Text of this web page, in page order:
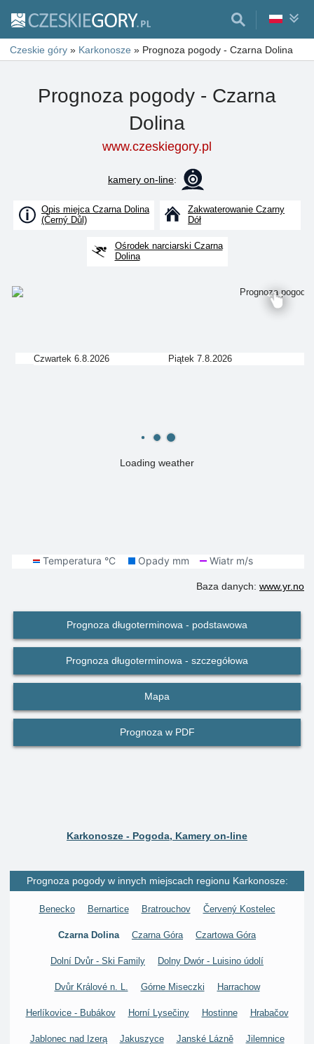
Czeskie góry » Karkonosze » Prognoza pogody - Czarna Dolina
Prognoza pogody - Czarna
Dolina
www.czeskiegory.pl
kamery on-line:
Opis miejca Czarna Dolina
(Černý Důl)
Zakwaterowanie Czarny
Dół
Ośrodek narciarski Czarna
Dolina
Loading weather
Czwartek 6.8.2026 Piątek 7.8.2026
Baza danych: www.yr.no
Prognoza długoterminowa - podstawowa
Prognoza długoterminowa - szczegółowa
Mapa
Prognoza w PDF
Karkonosze - Pogoda, Kamery on-line
Prognoza pogody w innych miejscach regionu Karkonosze:
Benecko Bernartice Bratrouchov Červený Kostelec
Czarna Dolina Czarna Góra Czartowa Góra
Dolní Dvůr - Ski Family Dolny Dwór - Luisino údolí
Dvůr Králové n. L. Górne Miseczki Harrachow
Herlíkovice - Bubákov Horní Lysečiny Hostinne Hrabačov
Jablonec nad Izerą Jakuszyce Janské Lázně Jilemnice